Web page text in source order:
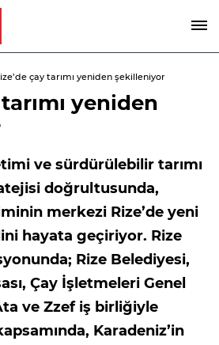
çay tarımı yeniden şekilleniyor
yeniden
ve sürdürülebilir tarımı
doğrultusunda,
merkezi Rize’de yeni
hayata geçiriyor. Rize
Rize Belediyesi,
Çay İşletmeleri Genel
ve Zzef iş birliğiyle
Karadeniz’in